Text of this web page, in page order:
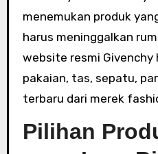
menemukan produk
harus meninggalkan
website resmi Givenchy
pakaian, tas, sepatu,
terbaru dari merek
Pilihan